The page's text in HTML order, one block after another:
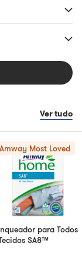
Ver tudo
Amway Most Loved
para Todos
SA8™